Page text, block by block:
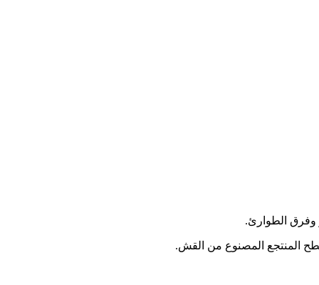
سطح المنتجع المصنوع من القش.